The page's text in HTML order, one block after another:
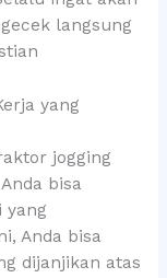
langsung
yang
jogging
bisa
yang
Anda bisa
dijanjikan atas